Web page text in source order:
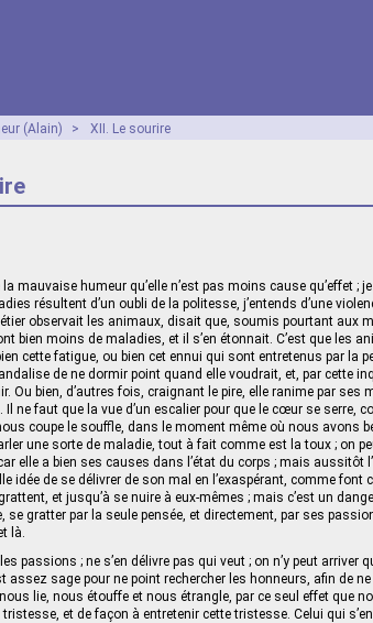
(Alain) > XII. Le sourire
mauvaise humeur qu’elle n’est pas moins cause qu’effet ;
résultent d’un oubli de la politesse, j’entends d’une
observait les animaux, disait que, soumis pourtant aux
bien moins de maladies, et il s’en étonnait. C’est que les
cette fatigue, ou bien cet ennui qui sont entretenus par la
de ne dormir point quand elle voudrait, et, par cette
Ou bien, d’autres fois, craignant le pire, elle ranime par ses
Il ne faut que la vue d’un escalier pour que le cœur se serre,
coupe le souffle, dans le moment même où nous avons
une sorte de maladie, tout à fait comme est la toux ; on
elle a bien ses causes dans l’état du corps ; mais
idée de se délivrer de son mal en l’exaspérant, comme
et jusqu’à se nuire à eux-mêmes ; mais c’est un
se gratter par la seule pensée, et directement, par ses
là.
passions ; ne s’en délivre pas qui veut ; on n’y peut arriver
assez sage pour ne point rechercher les honneurs, afin de
lie, nous étouffe et nous étrangle, par ce seul effet que
et de façon à entretenir cette tristesse. Celui qui